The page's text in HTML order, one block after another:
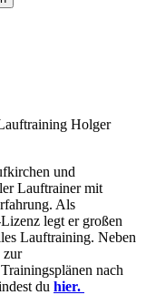
Holger
und
Lauftrainer mit
Als
legt er großen
Lauftraining. Neben
zur
nach
du hier.